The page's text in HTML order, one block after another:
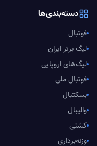
دسته‌بندی‌ها
فوتبال
لیگ برتر ایران
لیگ‌های اروپایی
فوتبال ملی
بسکتبال
والیبال
کشتی
وزنه‌برداری